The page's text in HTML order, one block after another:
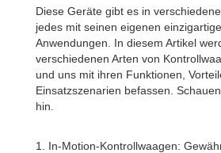
Diese Geräte gibt es in
jedes mit seinen eigenen
Anwendungen. In diesem Artikel
verschiedenen Arten von
und uns mit ihren Funktionen,
Einsatzszenarien befassen.
hin.
1. In-Motion-Kontrollwaagen: